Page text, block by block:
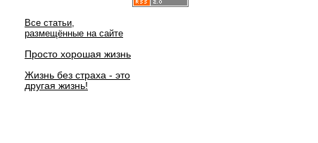
Все статьи,
размещённые на сайте
Просто хорошая жизнь
Жизнь без страха - это
другая жизнь!